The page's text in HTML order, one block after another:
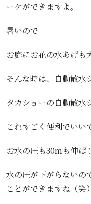
ーケができますよ。
暑いので
お庭にお花の水あげも
そんな時は、自動散水
タカショーの自動散水
これすごく便利でいい
お水の圧も30mも伸ば
水の圧が下がらないの
ことができますね（笑）